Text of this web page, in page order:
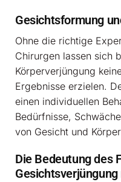
Gesichtsformung
Ohne die richtige
Chirurgen lassen sich
Körperverjüngung
Ergebnisse erzielen.
einen individuellen
Bedürfnisse,
von Gesicht und
Die Bedeutung des